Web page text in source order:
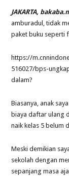
JAKARTA,
amburadul, tidak
paket buku seperti
https://
516027/bps-
dalam?
Biasanya, anak
biaya daftar ulang
naik kelas 5 belum
Meski demikian
sekolah dengan
sepanjang masa